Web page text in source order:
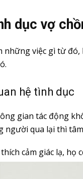
dục vợ
những việc gì từ
hệ tình dục
gian tác động
người qua lại thì
cảm giác lạ,